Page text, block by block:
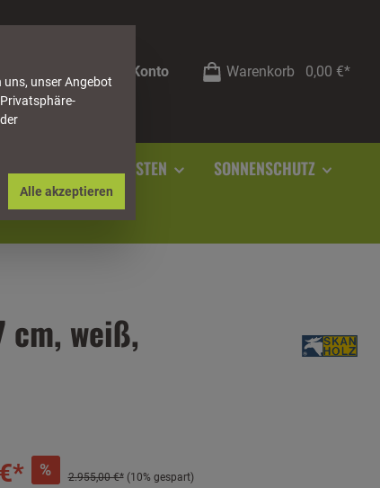
Mein Konto Warenkorb 0,00 €*
SOCKELLEISTEN SONNENSCHUTZ
cm, weiß,
% 2.955,00 €* (10% gespart)
unser Angebot
Alle akzeptieren